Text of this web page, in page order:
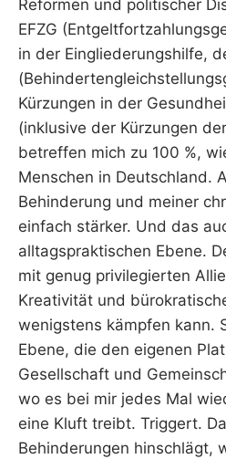
Reformen und politischer
EFZG
in der Eingliederungshilfe,
Kürzungen in der
(inklusive der Kürzungen
betreffen mich zu 100 %,
Menschen in Deutschland.
Behinderung und meiner
einfach stärker. Und das
alltagspraktischen Ebene.
mit genug privilegierten
Kreativität und
wenigstens kämpfen kann.
Ebene, die den eigenen
Gesellschaft und
wo es bei mir jedes Mal
eine Kluft treibt. Triggert.
Behinderungen hinschlägt,